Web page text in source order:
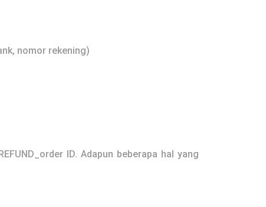
nomor rekening)
REFUND_order ID. Adapun beberapa hal yang